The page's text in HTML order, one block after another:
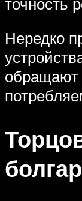
Нередко
обращают